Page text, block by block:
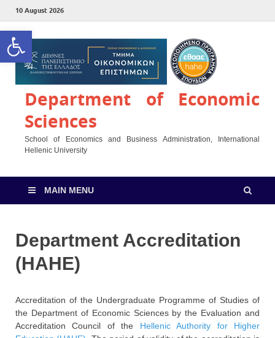
Open toolbar
10 August 2026
Department of Economic
Sciences
School of Economics and Business Administration, International
Hellenic University
MAIN MENU
Department Accreditation
(HAHE)
Accreditation of the Undergraduate Programme of Studies of
the Department of Economic Sciences by the Evaluation and
Accreditation Council of the Hellenic Authority for Higher